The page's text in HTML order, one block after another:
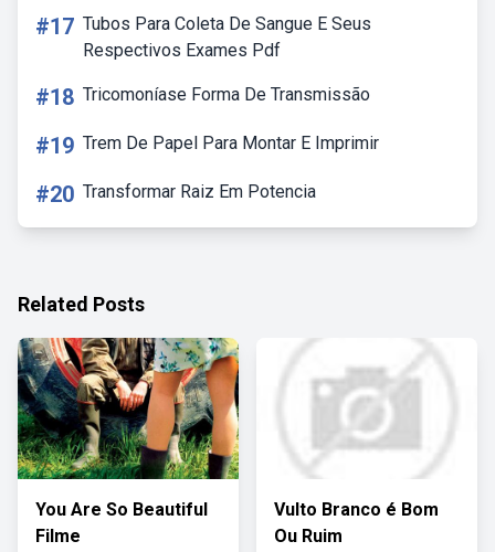
#17 Tubos Para Coleta De Sangue E Seus
Respectivos Exames Pdf
#18 Tricomoníase Forma De Transmissão
#19 Trem De Papel Para Montar E Imprimir
#20 Transformar Raiz Em Potencia
Related Posts
You Are So Beautiful
Filme
Vulto Branco é Bom
Ou Ruim